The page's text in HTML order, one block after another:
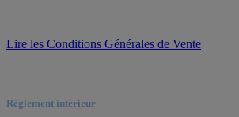
Lire les Conditions Générales de Vente
Réglement intérieur